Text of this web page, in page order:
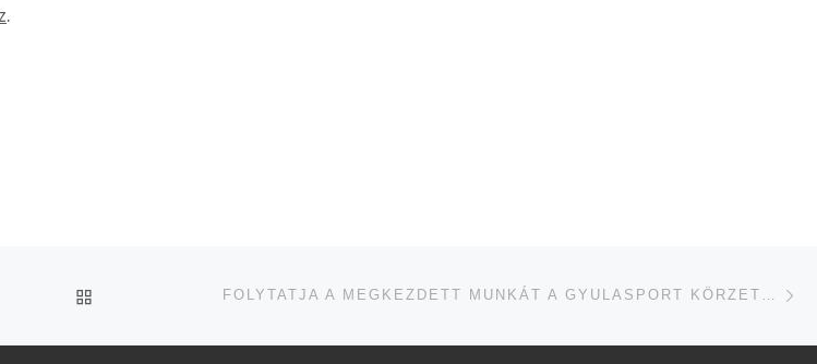
.
UGRÁS AZ OLDAL TETEJÉRE FOLYTATJA A MEGKEZDETT MUNKÁT A GYULASPORT KÖRZET KÖZPONT